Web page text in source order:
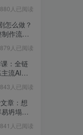
880人已阅读
怎么做？
作流程
879人已阅读
：全链
流AI工
843人已阅读
章：想
坍塌，
841人已阅读